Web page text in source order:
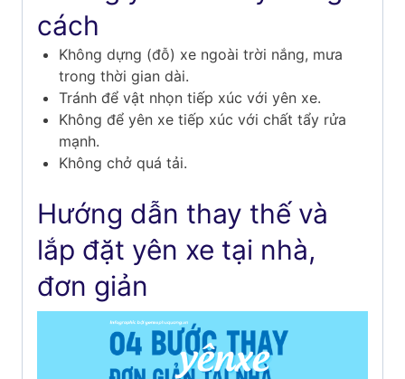
cách
Không dựng (đỗ) xe ngoài trời nắng, mưa
trong thời gian dài.
Tránh để vật nhọn tiếp xúc với yên xe.
Không để yên xe tiếp xúc với chất tẩy rửa
mạnh.
Không chở quá tải.
Hướng dẫn thay thế và
lắp đặt yên xe tại nhà,
đơn giản